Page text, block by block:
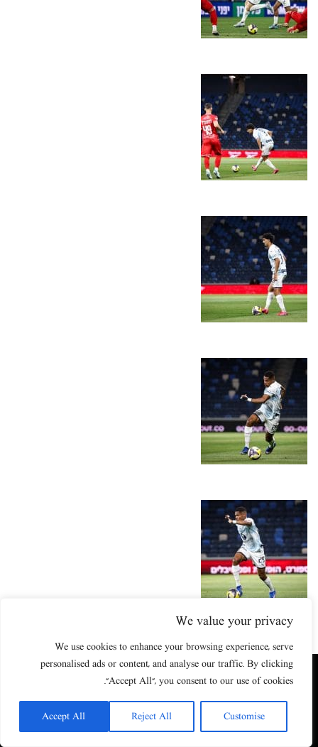
We value your privacy
We use cookies to enhance your browsing experience, serve
personalised ads or content, and analyse our traffic. By clicking
"Accept All", you consent to our use of cookies.
Customise
Reject All
Accept All
FOREVER
האתר שאתה גולש בו עשוי להשתמש בעוגיות (קוקיז) ובטכנולוגיות דומות.
על ידי כניסה לאתר אתה מאשר את תנאי השימוש הכוללים שימוש בעוגיות
(קוקיז).
אישור